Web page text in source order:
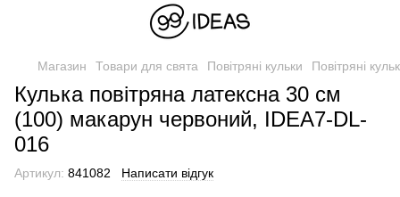
Магазин Товари для свята Повітряні кульки Повітряні
Кулька повітряна латексна 30 см
(100) макарун червоний, IDEA7-DL-
016
Артикул: 841082 Написати відгук